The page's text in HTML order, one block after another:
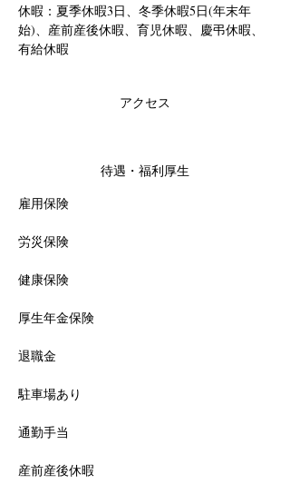
休暇：夏季休暇3日、冬季休暇5日(年末年
始)、産前産後休暇、育児休暇、慶弔休暇、
有給休暇
アクセス
待遇・福利厚生
雇用保険
労災保険
健康保険
厚生年金保険
退職金
駐車場あり
通勤手当
産前産後休暇